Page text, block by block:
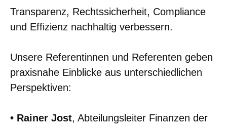
Transparenz, Rechtssicherheit, Compliance
und Effizienz nachhaltig verbessern.
Unsere Referentinnen und Referenten geben
praxisnahe Einblicke aus unterschiedlichen
Perspektiven:
• Rainer Jost, Abteilungsleiter Finanzen der